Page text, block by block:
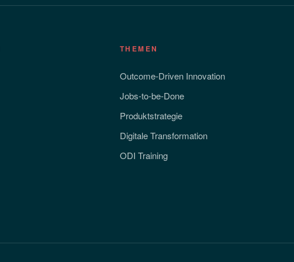
THEMEN
Outcome-Driven Innovation
Jobs-to-be-Done
Produktstrategie
Digitale Transformation
ODI Training